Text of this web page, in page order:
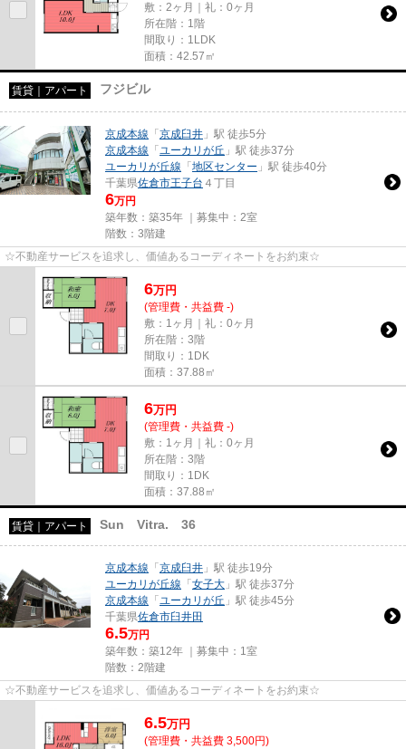
敷：2ヶ月｜礼：0ヶ月
所在階：1階
間取り：1LDK
面積：42.57㎡
賃貸｜アパート フジビル
京成本線 「 京成臼井 」駅 徒歩5分
京成本線 「 ユーカリが丘 」駅 徒歩37分
ユーカリが丘線 「 地区センター 」駅 徒歩40分
千葉県佐倉市王子台 ４丁目
6万円
築年数：築35年 ｜募集中： 2室
階数：3階建
☆不動産サービスを追求し、価値あるコーディネートをお約束☆
6万円
(管理費・共益費 -)
敷：1ヶ月｜礼：0ヶ月
所在階：3階
間取り：1DK
面積：37.88㎡
6万円
(管理費・共益費 -)
敷：1ヶ月｜礼：0ヶ月
所在階：3階
間取り：1DK
面積：37.88㎡
賃貸｜アパート Sun Vitra. 36
京成本線 「 京成臼井 」駅 徒歩19分
ユーカリが丘線 「 女子大 」駅 徒歩37分
京成本線 「 ユーカリが丘 」駅 徒歩45分
千葉県佐倉市臼井田
6.5万円
築年数：築12年 ｜募集中： 1室
階数：2階建
☆不動産サービスを追求し、価値あるコーディネートをお約束☆
6.5万円
(管理費・共益費 3,500円)